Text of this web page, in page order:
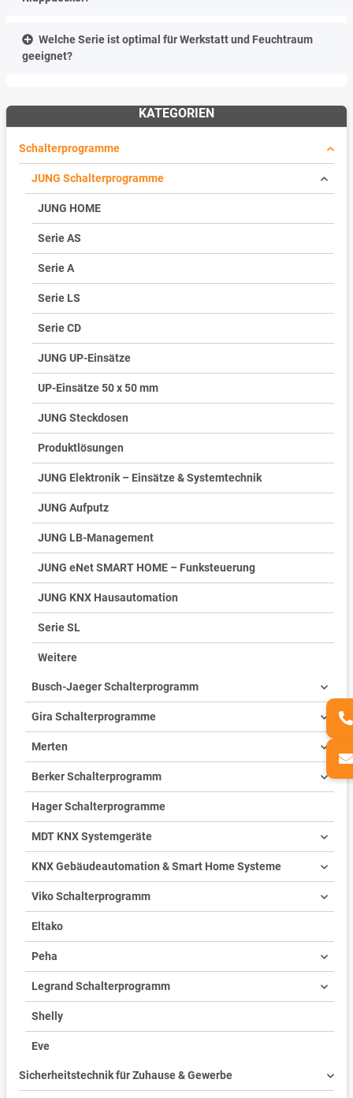
Welche Serie ist optimal für Werkstatt und Feuchtraum
geeignet?
KATEGORIEN
Schalterprogramme
JUNG Schalterprogramme
JUNG HOME
Serie AS
Serie A
Serie LS
Serie CD
JUNG UP-Einsätze
UP-Einsätze 50 x 50 mm
JUNG Steckdosen
Produktlösungen
JUNG Elektronik – Einsätze & Systemtechnik
JUNG Aufputz
JUNG LB-Management
JUNG eNet SMART HOME – Funksteuerung
JUNG KNX Hausautomation
Serie SL
Weitere
Busch-Jaeger Schalterprogramm
Gira Schalterprogramme
Merten
Berker Schalterprogramm
Hager Schalterprogramme
MDT KNX Systemgeräte
KNX Gebäudeautomation & Smart Home Systeme
Viko Schalterprogramm
Eltako
Peha
Legrand Schalterprogramm
Shelly
Eve
Sicherheitstechnik für Zuhause & Gewerbe